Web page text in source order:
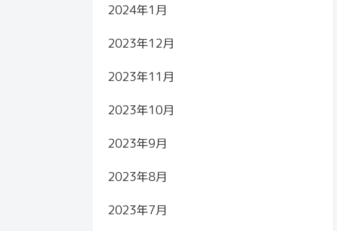
2024年1月
2023年12月
2023年11月
2023年10月
2023年9月
2023年8月
2023年7月